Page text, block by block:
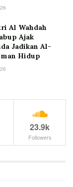
Al Wahdah
Ajak
Jadikan Al-
Hidup
23.9k
Followers